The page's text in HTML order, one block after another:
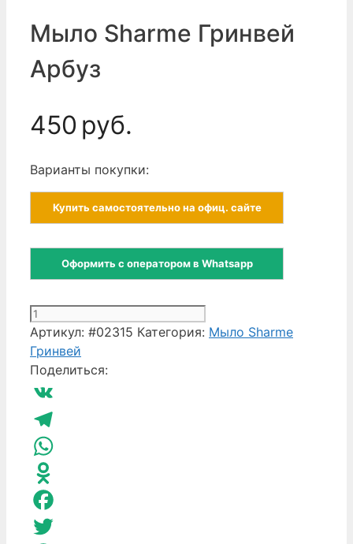
Мыло Sharme Гринвей
Арбуз
450 руб.
Варианты покупки:
Купить самостоятельно на офиц. сайте
Оформить с оператором в Whatsapp
Количество
товара
Мыло
Sharme
Гринвей
Артикул: #02315 Категория: Мыло Sharme
Гринвей
Поделиться:
VK
Telegram
WhatsApp
Odnoklassniki
Facebook